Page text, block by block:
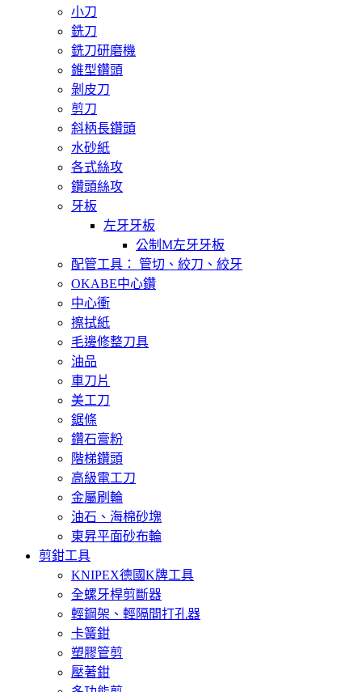
小刀
銑刀
銑刀研磨機
錐型鑽頭
剝皮刀
剪刀
斜柄長鑽頭
水砂紙
各式絲攻
鑽頭絲攻
牙板
左牙牙板
公制M左牙牙板
配管工具： 管切、絞刀、絞牙
OKABE中心鑽
中心衝
擦拭紙
毛邊修整刀具
油品
車刀片
美工刀
鋸條
鑽石膏粉
階梯鑽頭
高級電工刀
金屬刷輪
油石、海棉砂塊
東昇平面砂布輪
剪鉗工具
KNIPEX德國K牌工具
全螺牙桿剪斷器
輕鋼架、輕隔間打孔器
卡簧鉗
塑膠管剪
壓著鉗